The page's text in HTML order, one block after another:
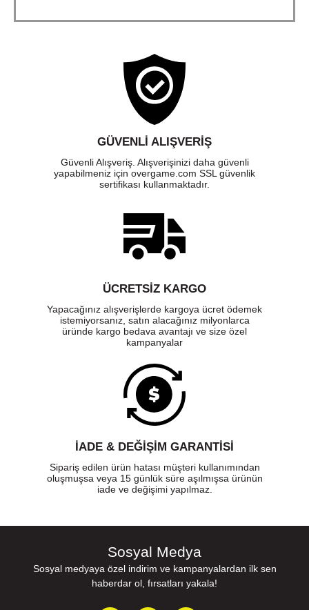
GÜVENLI ALIŞVERIŞ
Güvenli Alışveriş. Alışverişinizi daha güvenli
yapabilmeniz için overgame.com SSL güvenlik
sertifikası kullanmaktadır.
ÜCRETSIZ KARGO
Yapacağınız alışverişlerde kargoya ücret ödemek
istemiyorsanız, satın alacağınız milyonlarca
üründe kargo bedava avantajı ve size özel
kampanyalar
İADE & DEĞİŞİM GARANTİSİ
Sipariş edilen ürün hatası müşteri kullanımından
oluşmuşsa veya 15 günlük süre aşılmışsa ürünün
iade ve değişimi yapılmaz.
Sosyal Medya
Sosyal medyaya özel indirim ve kampanyalardan ilk sen
haberdar ol, fırsatları yakala!